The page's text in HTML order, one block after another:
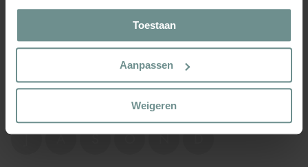
Toestaan
Aanpassen
Weigeren
J
A S O N D
Zaaien in Volle Grond
Zaaien in de volle grond is het rechtstreeks planten van zaden
in de onbeschermde grond.
A M
J
A S O N D